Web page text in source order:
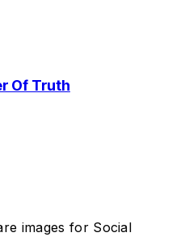
Of Truth
images for Social